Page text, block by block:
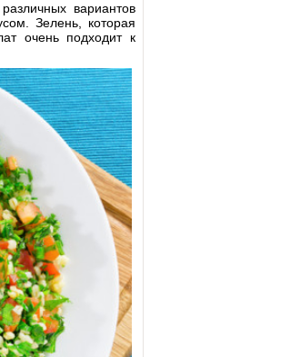
вариантов
Зелень, которая
очень подходит к